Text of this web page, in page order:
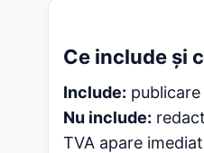
Ce include și
Include:
Nu include:
TVA apare